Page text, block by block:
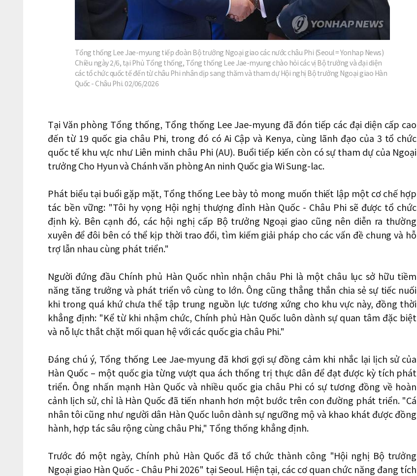
Tổng thống Lee Jae-myung tiếp đoàn Bộ trưởng Ngoại giao các nước châu Phi (Seoul = Yonhap News)
Chiều ngày 2/6, tại Phủ Tổng thống, Tổng thống Lee Jae-myung chào hỏi các vị Bộ trưởng và đại diện
các tổ chức quốc tế đến từ châu Phi nhân dịp sang thăm và tham dự Hội nghị Bộ trưởng Ngoại giao Hàn
Quốc - Châu Phi. 02/06/2026
Tại Văn phòng Tổng thống, Tổng thống Lee Jae-myung đã đón tiếp các đại diện cấp cao
đến từ 19 quốc gia châu Phi, trong đó có Ai Cập và Kenya, cùng lãnh đạo của 3 tổ chức
quốc tế khu vực như Liên minh châu Phi (AU). Buổi tiếp kiến còn có sự tham dự của Ngoại
trưởng Cho Hyun và Chánh văn phòng An ninh Quốc gia Wi Sung-lac.
Phát biểu tại buổi gặp mặt, Tổng thống Lee bày tỏ mong muốn thiết lập một cơ chế hợp
tác bền vững: "Tôi hy vọng Hội nghị thượng đỉnh Hàn Quốc - Châu Phi sẽ được tổ chức
định kỳ. Bên cạnh đó, các hội nghị cấp Bộ trưởng Ngoại giao cũng nên diễn ra thường
xuyên để đôi bên có thể kịp thời trao đổi, tìm kiếm giải pháp cho các vấn đề chung và hỗ
trợ lẫn nhau cùng phát triển."
Người đứng đầu Chính phủ Hàn Quốc nhìn nhận châu Phi là một châu lục sở hữu tiềm
năng tăng trưởng và phát triển vô cùng to lớn. Ông cũng thẳng thắn chia sẻ sự tiếc nuối
khi trong quá khứ chưa thể tập trung nguồn lực tương xứng cho khu vực này, đồng thời
khẳng định: "Kể từ khi nhậm chức, Chính phủ Hàn Quốc luôn dành sự quan tâm đặc biệt
và nỗ lực thắt chặt mối quan hệ với các quốc gia châu Phi."
Đáng chú ý, Tổng thống Lee Jae-myung đã khơi gợi sự đồng cảm khi nhắc lại lịch sử của
Hàn Quốc – một quốc gia từng vượt qua ách thống trị thực dân để đạt được kỳ tích phát
triển. Ông nhấn mạnh Hàn Quốc và nhiều quốc gia châu Phi có sự tương đồng về hoàn
cảnh lịch sử, chỉ là Hàn Quốc đã tiến nhanh hơn một bước trên con đường phát triển. "Cá
nhân tôi cũng như người dân Hàn Quốc luôn dành sự ngưỡng mộ và khao khát được đồng
hành, hợp tác sâu rộng cùng châu Phi," Tổng thống khẳng định.
Trước đó một ngày, Chính phủ Hàn Quốc đã tổ chức thành công "Hội nghị Bộ trưởng
Ngoại giao Hàn Quốc - Châu Phi 2026" tại Seoul. Hiện tại, các cơ quan chức năng đang tích